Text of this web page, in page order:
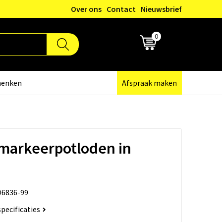
Over ons Contact Nieuwsbrief
0
Afspraak maken
in
99